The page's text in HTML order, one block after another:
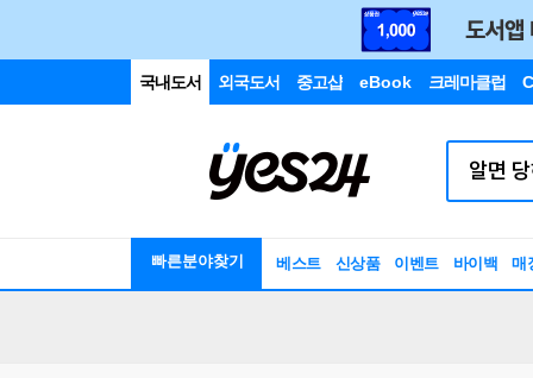
국내도서 외국도서 중고샵 eBook 크레마클럽
빠른분야찾기 베스트 신상품 이벤트 바이백 매